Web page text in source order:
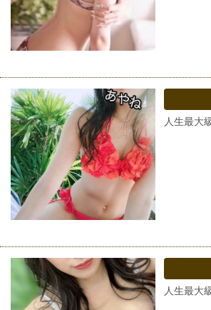
人生最大
人生最大